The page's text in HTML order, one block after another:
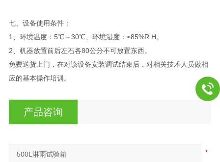
七、设备使用条件：
1、环境温度：5℃～30℃、环境湿度：≤85%R.H。
2、机器放置前后左右各80公分不可放置东西。
免费送货上门，在对该设备安装调试结束后，对相关技术人员做相
应的基本操作培训。
产品咨询